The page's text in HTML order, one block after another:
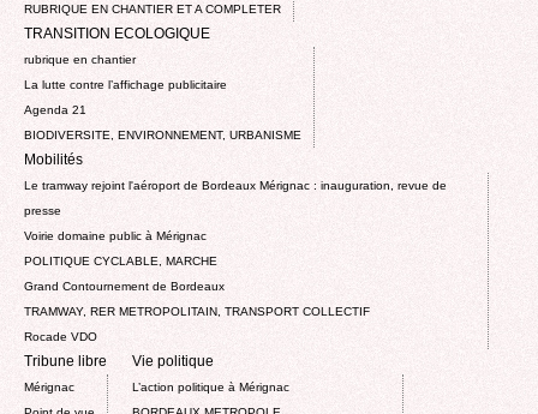
RUBRIQUE EN CHANTIER ET A COMPLETER
TRANSITION ECOLOGIQUE
rubrique en chantier
La lutte contre l’affichage publicitaire
Agenda 21
BIODIVERSITE, ENVIRONNEMENT, URBANISME
Mobilités
Le tramway rejoint l'aéroport de Bordeaux Mérignac : inauguration, revue de
presse
Voirie domaine public à Mérignac
POLITIQUE CYCLABLE, MARCHE
Grand Contournement de Bordeaux
TRAMWAY, RER METROPOLITAIN, TRANSPORT COLLECTIF
Rocade VDO
Tribune libre
Mérignac
Vie politique
L’action politique à Mérignac